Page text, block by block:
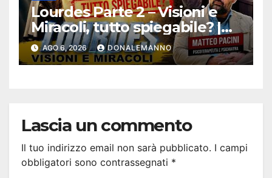
Lourdes Parte 2 – Visioni e
Miracoli, tutto spiegabile? |
Debunking |
#ConfessionalePodcast 294
AGO 6, 2026 DONALEMANNO
Lascia un commento
Il tuo indirizzo email non sarà pubblicato. I campi
obbligatori sono contrassegnati *